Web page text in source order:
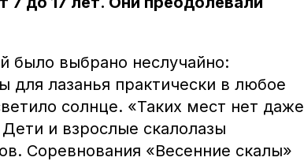
было выбрано неслучайно:
для лазанья практически в любое
солнце. «Таких мест нет даже
и взрослые скалолазы
Соревнования «Весенние скалы»